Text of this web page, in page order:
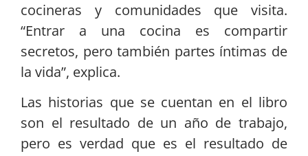
cocineras y comunidades que visita.
“Entrar a una cocina es compartir
secretos, pero también partes íntimas de
la vida”, explica.
Las historias que se cuentan en el libro
son el resultado de un año de trabajo,
pero es verdad que es el resultado de